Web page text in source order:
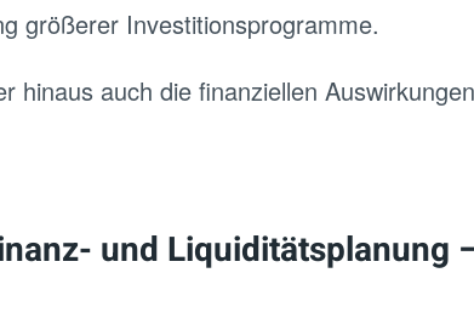
größerer Investitionsprogramme.
hinaus auch die finanziellen
und